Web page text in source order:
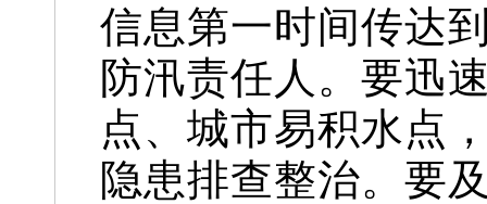
信息第一时间传达
防汛责任人。要迅
点、城市易积水点
隐患排查整治。要